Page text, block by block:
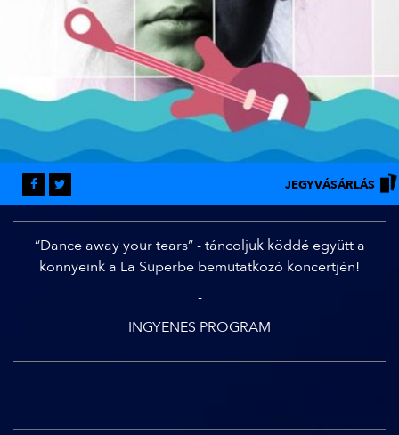
JEGYVÁSÁRLÁS
“Dance away your tears” - táncoljuk köddé együtt a
könnyeink a La Superbe bemutatkozó koncertjén!
-
INGYENES PROGRAM